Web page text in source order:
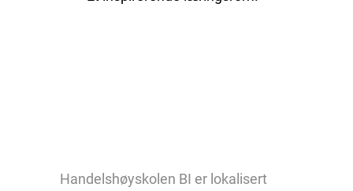
Handelshøyskolen BI er lokalisert